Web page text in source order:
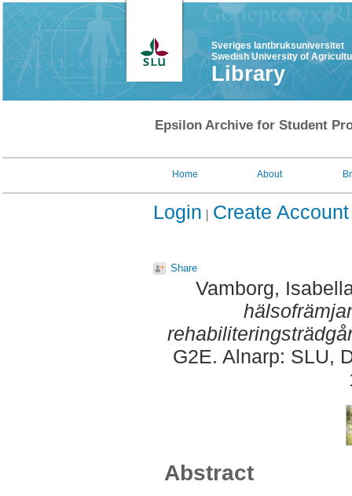
Sveriges lantbruksuniversitet
Swedish University of
Library
Epsilon Archive for Student
Home About
Login Create Account
Share
Vamborg,
G2E. Alnarp: SLU,
Abstract